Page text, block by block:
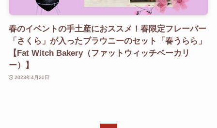
春のイベントの手土産におススメ！春限定フレーバー
「さくら」が入ったブラウニーのセット「春うらら」
【Fat Witch Bakery（ファットウィッチベーカリ
ー）】
2023年4月20日